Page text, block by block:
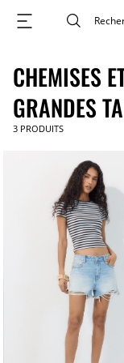
CHEMISES
GRANDES
3 PRODUITS